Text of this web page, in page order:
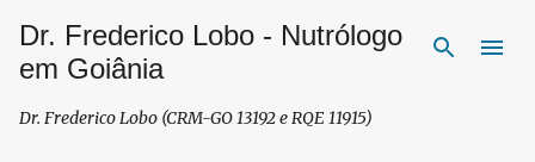
Pular para o conteúdo principal
Dr. Frederico Lobo - Nutrólogo
em Goiânia
Dr. Frederico Lobo (CRM-GO 13192 e RQE 11915)